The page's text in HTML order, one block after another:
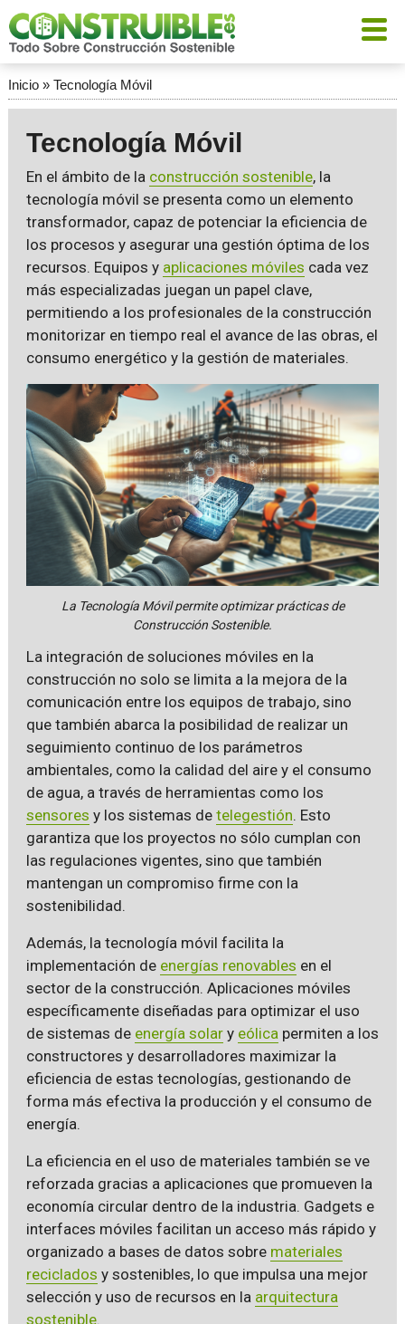
Inicio» Tecnología Móvil
Tecnología Móvil
En el ámbito de la construcción sostenible, la
tecnología móvil se presenta como un elemento
transformador, capaz de potenciar la eficiencia de
los procesos y asegurar una gestión óptima de los
recursos. Equipos y aplicaciones móviles cada vez
más especializadas juegan un papel clave,
permitiendo a los profesionales de la construcción
monitorizar en tiempo real el avance de las obras, el
consumo energético y la gestión de materiales.
La Tecnología Móvil permite optimizar prácticas de
Construcción Sostenible.
La integración de soluciones móviles en la
construcción no solo se limita a la mejora de la
comunicación entre los equipos de trabajo, sino
que también abarca la posibilidad de realizar un
seguimiento continuo de los parámetros
ambientales, como la calidad del aire y el consumo
de agua, a través de herramientas como los
sensores y los sistemas de telegestión. Esto
garantiza que los proyectos no sólo cumplan con
las regulaciones vigentes, sino que también
mantengan un compromiso firme con la
sostenibilidad.
Además, la tecnología móvil facilita la
implementación de energías renovables en el
sector de la construcción. Aplicaciones móviles
específicamente diseñadas para optimizar el uso
de sistemas de energía solary eólica permiten a los
constructores y desarrolladores maximizar la
eficiencia de estas tecnologías, gestionando de
forma más efectiva la producción y el consumo de
energía.
La eficiencia en el uso de materiales también se ve
reforzada gracias a aplicaciones que promueven la
economía circular dentro de la industria. Gadgets e
interfaces móviles facilitan un acceso más rápido y
organizado a bases de datos sobre materiales
reciclados y sostenibles, lo que impulsa una mejor
selección y uso de recursos en la arquitectura
sostenible.